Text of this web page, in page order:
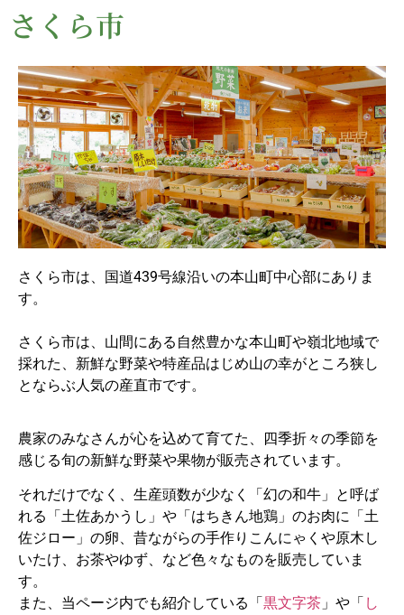
さくら市
さくら市は、国道439号線沿いの本山町中心部にありま
す。
さくら市は、山間にある自然豊かな本山町や嶺北地域で
採れた、新鮮な野菜や特産品はじめ山の幸がところ狭し
とならぶ人気の産直市です。
農家のみなさんが心を込めて育てた、四季折々の季節を
感じる旬の新鮮な野菜や果物が販売されています。
それだけでなく、生産頭数が少なく「幻の和牛」と呼ば
れる「土佐あかうし」や「はちきん地鶏」のお肉に「土
佐ジロー」の卵、昔ながらの手作りこんにゃくや原木し
いたけ、お茶やゆず、など色々なものを販売していま
す。
また、当ページ内でも紹介している「 黒文字茶 」や「 し